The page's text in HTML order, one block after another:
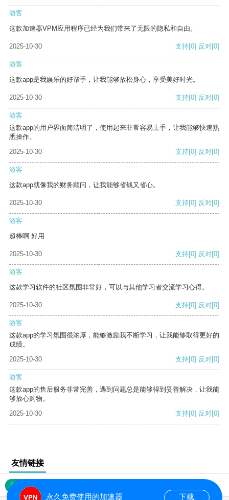
游客
这款加速器VPM应用程序已经为我们带来了无限的隐私和自由。
2025-10-30 支持[0] 反对[0]
游客
这款app是我娱乐的好帮手，让我能够放松身心，享受美好时光。
2025-10-30 支持[0] 反对[0]
游客
这款app的用户界面简洁明了，使用起来非常容易上手，让我能够快速熟
悉操作。
2025-10-30
支持[0] 反对[0]
游客
这款app就像我的财务顾问，让我能够省钱又省心。
2025-10-30 支持[0] 反对[0]
游客
超棒啊 好用
2025-10-30 支持[0] 反对[0]
游客
这款学习软件的社区氛围非常好，可以与其他学习者交流学习心得。
2025-10-30 支持[0] 反对[0]
游客
这款app的学习氛围很浓厚，能够激励我不断学习，让我能够取得更好的
成绩。
2025-10-30
支持[0] 反对[0]
游客
这款app的售后服务非常完善，遇到问题总是能够得到妥善解决，让我能
够放心购物。
2025-10-30
支持[0] 反对[0]
友情链接
网站地图
永久免费使用的加速器 下载